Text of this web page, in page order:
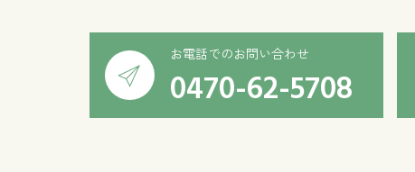
お電話でのお問い合わせ
0470-62-5708